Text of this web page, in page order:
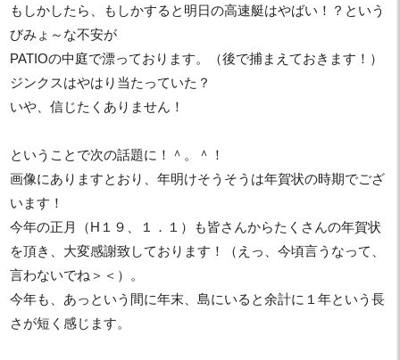
もしかしたら、もしかすると明日の高速艇はやばい！？という
びみょ～な不安が
PATIOの中庭で漂っております。（後で捕まえておきます！）
ジンクスはやはり当たっていた？
いや、信じたくありません！
ということで次の話題に！＾。＾！
画像にありますとおり、年明けそうそうは年賀状の時期でござ
います！
今年の正月（H１９、１．１）も皆さんからたくさんの年賀状
を頂き、大変感謝致しております！（えっ、今頃言うなって、
言わないでね＞＜）。
今年も、あっという間に年末、島にいると余計に１年という長
さが短く感じます。